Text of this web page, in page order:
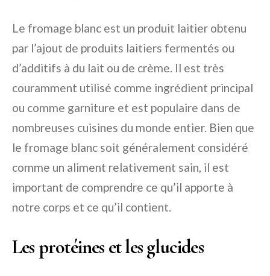
Le fromage blanc est un produit laitier obtenu
par l’ajout de produits laitiers fermentés ou
d’additifs à du lait ou de crème. Il est très
couramment utilisé comme ingrédient principal
ou comme garniture et est populaire dans de
nombreuses cuisines du monde entier. Bien que
le fromage blanc soit généralement considéré
comme un aliment relativement sain, il est
important de comprendre ce qu’il apporte à
notre corps et ce qu’il contient.
Les protéines et les glucides